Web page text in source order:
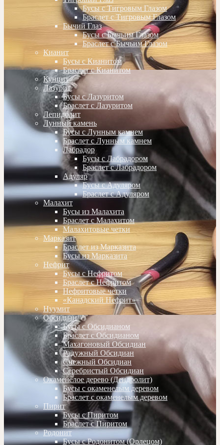
Бусы с Тигровым Глазом
Браслет с Тигровым Глазом
Бычий Глаз
Бусы с Бычьим Глазом
Браслет с Бычьим Глазом
Кианит
Бусы с Кианитом
Браслет с Кианитом
Кунцит
Лазурит
Бусы с Лазуритом
Браслет с Лазуритом
Лепидолит
Лунный камень
Бусы с Лунным камнем
Браслет с Лунным камнем
Лабрадор
Бусы с Лабрадором
Браслет с Лабрадором
Адуляр
Бусы с Адуляром
Браслет с Адуляром
Малахит
Бусы из Малахита
Браслет с Малахитом
Малахитовые четки
Марказит
Браслет из Марказита
Бусы из Марказита
Нефрит
Бусы с Нефритом
Браслет с Нефритом
Нефритовые четки
«Канадский Нефрит»
Нуумит
Обсидиан
Бусы с Обсидианом
Браслет с Обсидианом
Махагоновый Обсидиан
Радужный Обсидиан
Снежный Обсидиан
Серебристый Обсидиан
Окаменелое дерево (Дендролит)
Бусы с окаменелым деревом
Браслет с окаменелым деревом
Пирит
Бусы с Пиритом
Браслет с Пиритом
Родонит
Бусы с Родонитом (Орлецом)